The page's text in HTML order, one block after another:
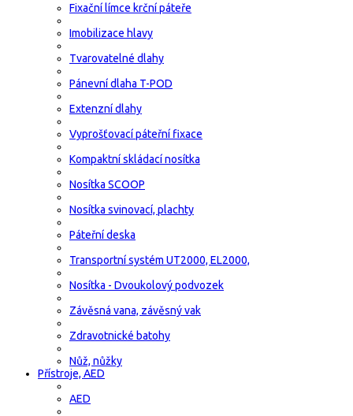
Fixační límce krční páteře
Imobilizace hlavy
Tvarovatelné dlahy
Pánevní dlaha T-POD
Extenzní dlahy
Vyprošťovací páteřní fixace
Kompaktní skládací nosítka
Nosítka SCOOP
Nosítka svinovací, plachty
Páteřní deska
Transportní systém UT2000, EL2000,
Nosítka - Dvoukolový podvozek
Závěsná vana, závěsný vak
Zdravotnické batohy
Nůž, nůžky
Přístroje, AED
AED